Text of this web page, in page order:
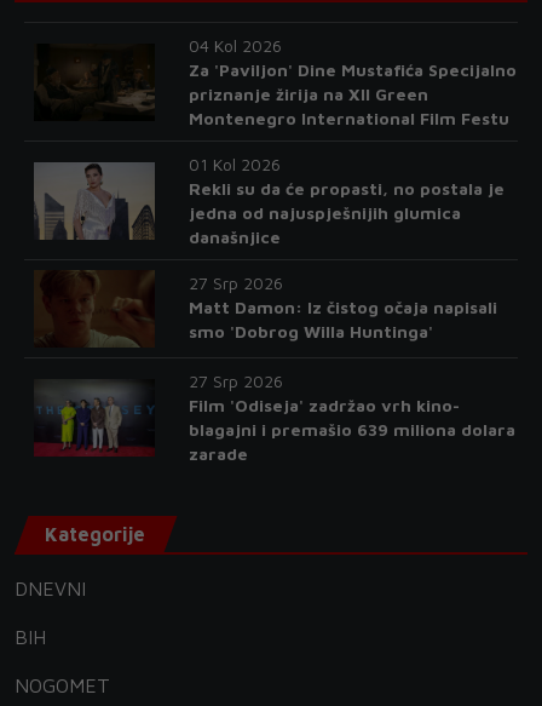
04 Kol 2026
Za 'Paviljon' Dine Mustafića Specijalno
priznanje žirija na XII Green
Montenegro International Film Festu
01 Kol 2026
Rekli su da će propasti, no postala je
jedna od najuspješnijih glumica
današnjice
27 Srp 2026
Matt Damon: Iz čistog očaja napisali
smo 'Dobrog Willa Huntinga'
27 Srp 2026
Film 'Odiseja' zadržao vrh kino-
blagajni i premašio 639 miliona dolara
zarade
Kategorije
DNEVNI
BIH
NOGOMET